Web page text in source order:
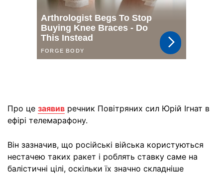
Про це заявив речник Повітряних сил Юрій Ігнат в
ефірі телемарафону.
Він зазначив, що російські війська користуються
нестачею таких ракет і роблять ставку саме на
балістичні цілі, оскільки їх значно складніше